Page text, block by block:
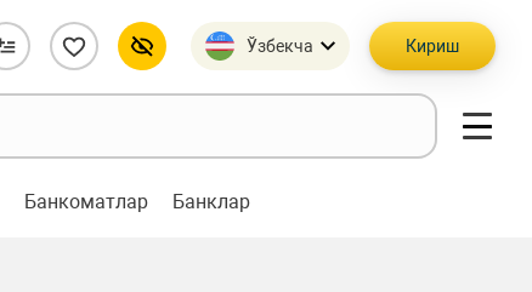
Ўзбекча Кириш
Банкоматлар Банклар